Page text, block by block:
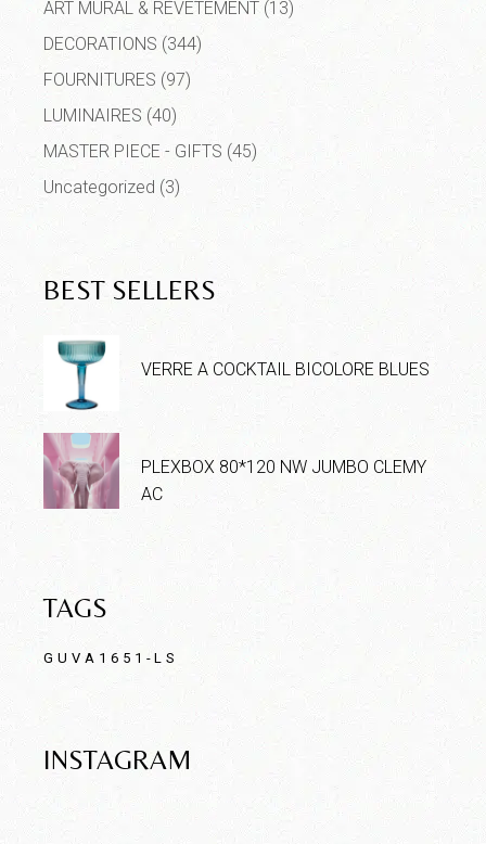
ART MURAL & REVETEMENT (13)
DECORATIONS (344)
FOURNITURES (97)
LUMINAIRES (40)
MASTER PIECE - GIFTS (45)
Uncategorized (3)
BEST SELLERS
VERRE A COCKTAIL BICOLORE BLUES
PLEXBOX 80*120 NW JUMBO CLEMY
AC
TAGS
GUVA1651-LS
INSTAGRAM